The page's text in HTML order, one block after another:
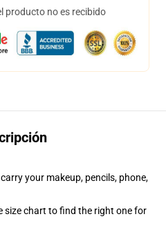
producto no es recibido
your makeup, pencils, phone,
size chart to find the right one for